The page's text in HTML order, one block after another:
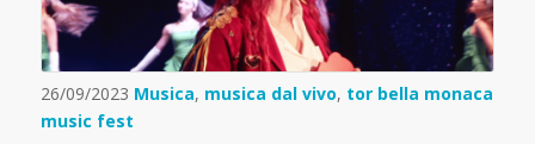
26/09/2023 Musica, musica dal vivo, tor bella monaca
music fest